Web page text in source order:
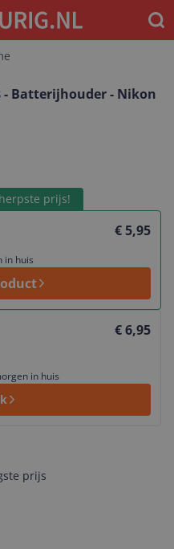
- Batterijhouder - Nikon
prijs!
€ 5,95
in huis
€ 6,95
in huis
prijs